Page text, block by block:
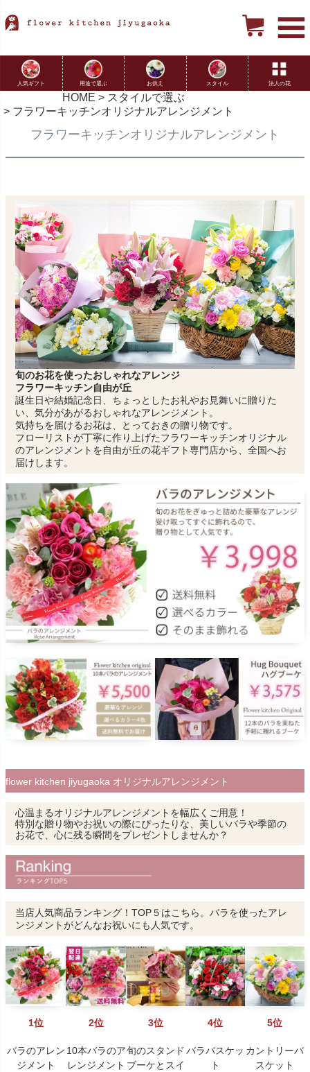
人気ギフト 用途で選ぶ お供え スタイル 法人の花
HOME
スタイルで選ぶ
フラワーキッチンオリジナルアレンジメント
フラワーキッチンオリジナルアレンジメント
旬のお花を使ったおしゃれなアレンジ
フラワーキッチン自由が丘
誕生日や結婚記念日、ちょっとしたお礼やお見舞いに贈りた
い、気分があがるおしゃれなアレンジメント。
気持ちを届けるお花は、とっておきの贈り物です。
フローリストが丁寧に作り上げたフラワーキッチンオリジナル
のアレンジメントを自由が丘の花ギフト専門店から、全国へお
届けします。
flower kitchen jiyugaoka オリジナルアレンジメント
心温まるオリジナルアレンジメントを幅広くご用意！
特別な贈り物やお祝いの際にぴったりな、美しいバラや季節の
お花で、心に残る瞬間をプレゼントしませんか？
当店人気商品ランキング！TOP５はこちら。バラを使ったアレ
ンジメントがどんなお祝いにも人気です。
1位
バラのアレン
ジメント
2位
10本バラのア
レンジメント
3位
旬のスタンド
ブーケとスイ
4位
バラバスケッ
ト
5位
カントリーバ
スケット